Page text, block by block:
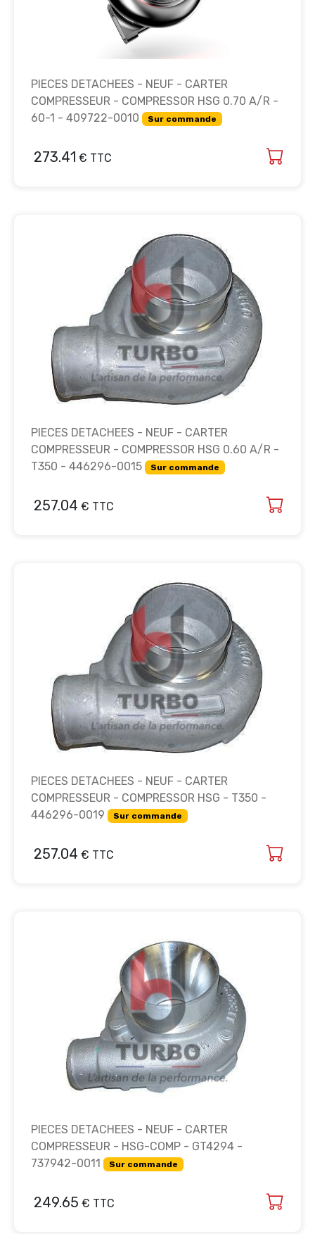
PIECES DETACHEES - NEUF - CARTER
COMPRESSEUR - COMPRESSOR HSG 0.70 A/R -
60-1 - 409722-0010
Sur commande
273.41 € TTC
PIECES DETACHEES - NEUF - CARTER
COMPRESSEUR - COMPRESSOR HSG 0.60 A/R -
T350 - 446296-0015
Sur commande
257.04 € TTC
PIECES DETACHEES - NEUF - CARTER
COMPRESSEUR - COMPRESSOR HSG - T350 -
446296-0019
Sur commande
257.04 € TTC
PIECES DETACHEES - NEUF - CARTER
COMPRESSEUR - HSG-COMP - GT4294 -
737942-0011
Sur commande
249.65 € TTC